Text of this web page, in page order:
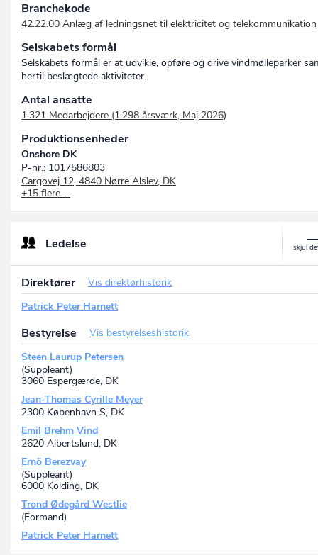
Branchekode
42.22.00 Anlæg af ledningsnet til elektricitet og telekommunikation
Selskabets formål
Selskabets formål er at udvikle, opføre og drive vindmølleparker
hertil beslægtede aktiviteter.
Antal ansatte
1.321 Medarbejdere (1.298 årsværk, Maj 2026)
Produktionsenheder
Onshore DK
P-nr.: 1017586803
Cargovej 12, 4840 Nørre Alslev, DK
Asnæsværket
P-nr.: 1017586927
Masnedø
P-nr.: 1018341103
Cargovej 10, 4840 Nørre Alslev, DK
Bellahøj
P-nr.: 1023749463
Hulgårdsvej 133, 2400 København NV, DK
P-nr.: 1014876517
C/O Ørsted A/S, Kraftværksvej 53, 7000 Fredericia, DK
Horns Rev2
P-nr.: 1017586870
Fiskerihavnsgade 8, 6700 Esbjerg, DK
Gentofte
P-nr.: 1017586889
Nesa Allé 1, 2820 Gentofte, DK
Esbjerg Centralized Main Component Warehouse
P-nr.: 1026197933
Dokvej 1B, 6700 Esbjerg, DK
Avedøreværekt
P-nr.: 1017586919
Hammerholmen 50, 2650 Hvidovre, DK
Kyndbyværket
P-nr.: 1017586862
+15 flere…
Ledelse
Direktører
Vis direktørhistorik
Patrick Peter Harnett
Bestyrelse
Vis bestyrelseshistorik
Steen Laurup Petersen
(Suppleant)
3060 Espergærde, DK
Jean-Thomas Cyrille Meyer
2300 København S, DK
Emil Brehm Vind
2620 Albertslund, DK
Ernö Berezvay
(Suppleant)
6000 Kolding, DK
Trond Ødegård Westlie
(Formand)
Patrick Peter Harnett